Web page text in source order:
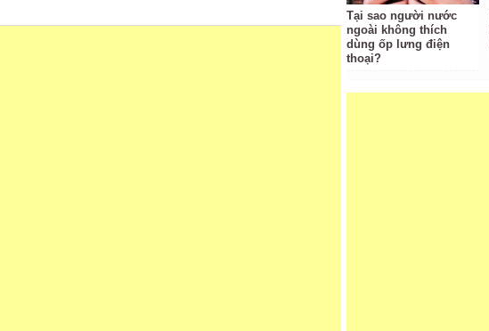
Tại sao người nước
ngoài không thích
dùng ốp lưng điện
thoại?